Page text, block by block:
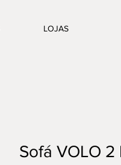
LOJAS
Sofá VOLO 2